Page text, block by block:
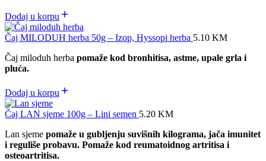
Dodaj u korpu
Čaj MILODUH herba 50g – Izop, Hyssopi herba 5.10 KM
Čaj miloduh herba pomaže kod bronhitisa, astme, upale grla i
pluća.
Dodaj u korpu
Čaj LAN sjeme 100g – Lini semen 5.20 KM
Lan sjeme pomaže u gubljenju suvišnih kilograma, jača imunitet
i reguliše probavu. Pomaže kod reumatoidnog artritisa i
osteoartritisa.